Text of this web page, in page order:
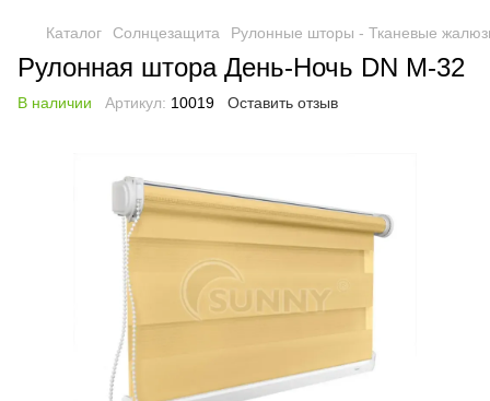
Каталог Солнцезащита Рулонные шторы - Тканевые
Рулонная штора День-Ночь DN M-32
В наличии Артикул: 10019 Оставить отзыв